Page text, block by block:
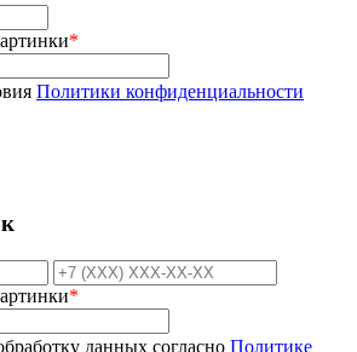
*
Политики конфиденциальности
*
данных согласно Политике